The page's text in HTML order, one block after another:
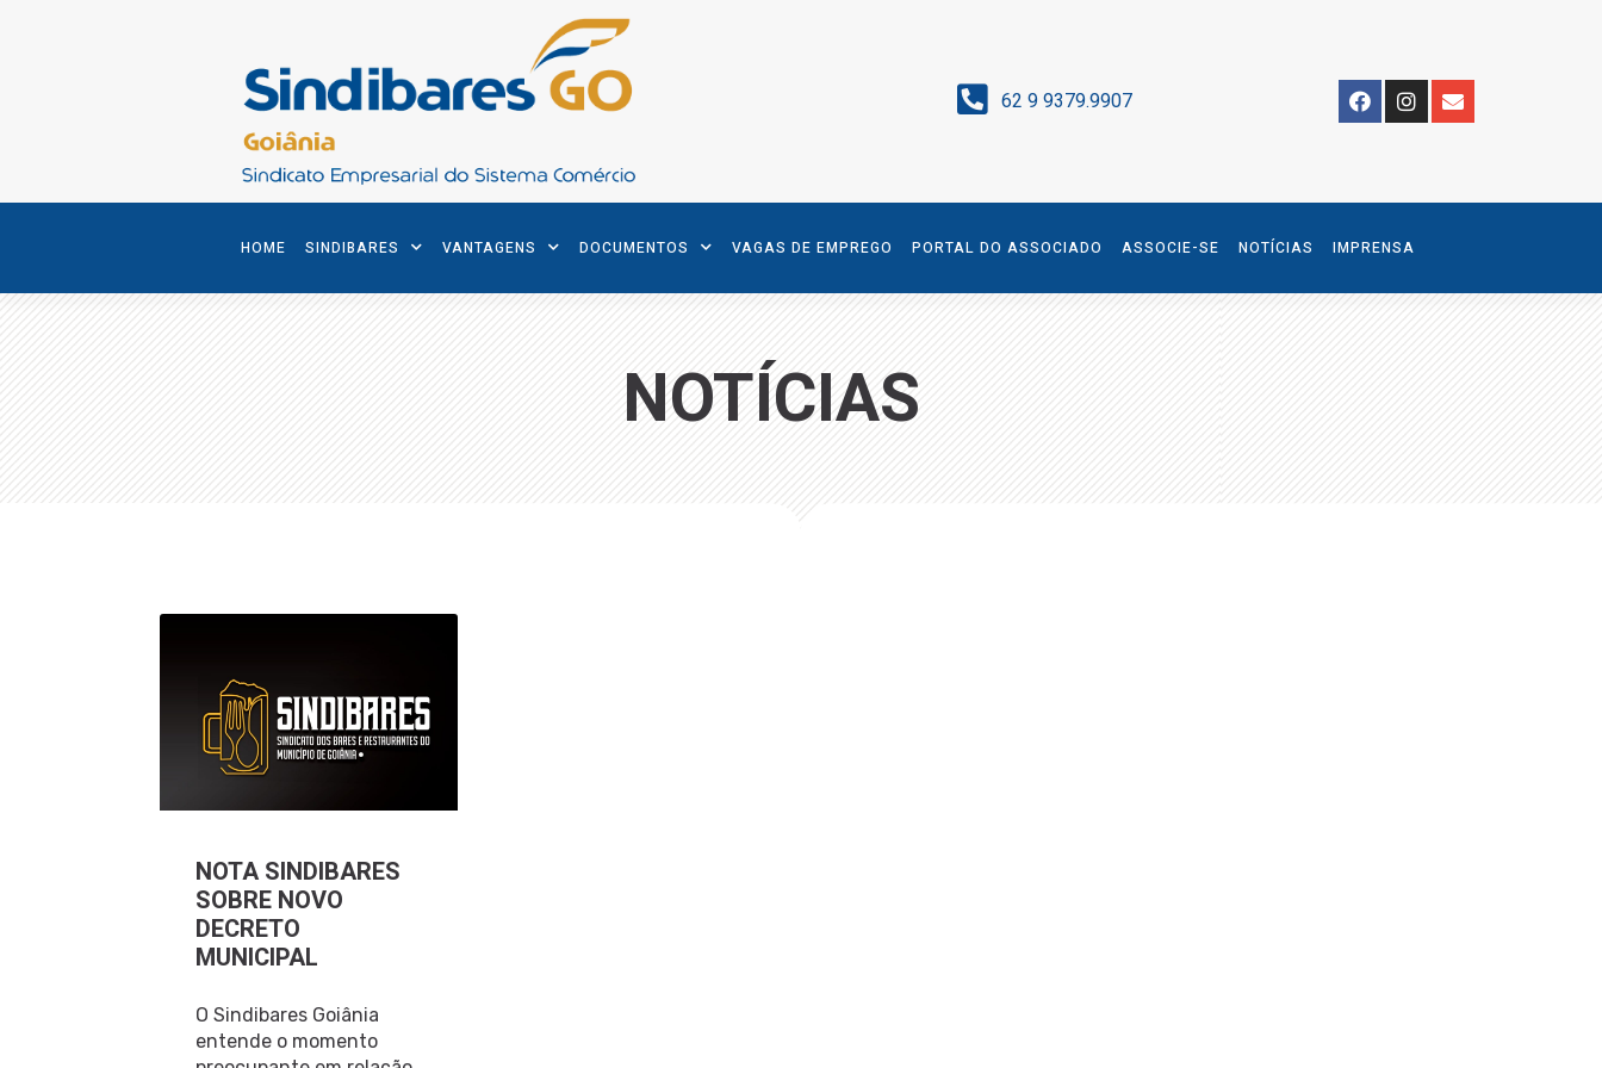
62 9 9379.9907
HOME SINDIBARES VANTAGENS DOCUMENTOS VAGAS DE EMPREGO PORTAL DO ASSOCIADO ASSOCIE-SE NOTÍCIAS IMPRENSA
NOTÍCIAS
NOTA SINDIBARES
SOBRE NOVO
DECRETO
MUNICIPAL
O Sindibares Goiânia
entende o momento